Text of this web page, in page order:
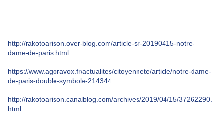
http://rakotoarison.over-blog.com/article-sr-20190415-notre-
dame-de-paris.html
https://www.agoravox.fr/actualites/citoyennete/article/notre-dame-
de-paris-double-symbole-214344
http://rakotoarison.canalblog.com/archives/2019/04/15/37262290.
html